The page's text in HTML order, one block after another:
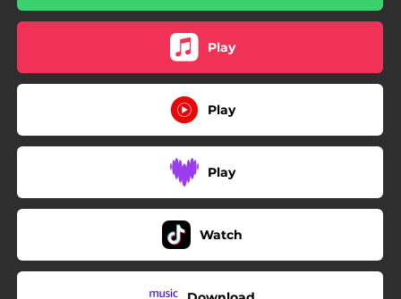
Play
Play
Play
Watch